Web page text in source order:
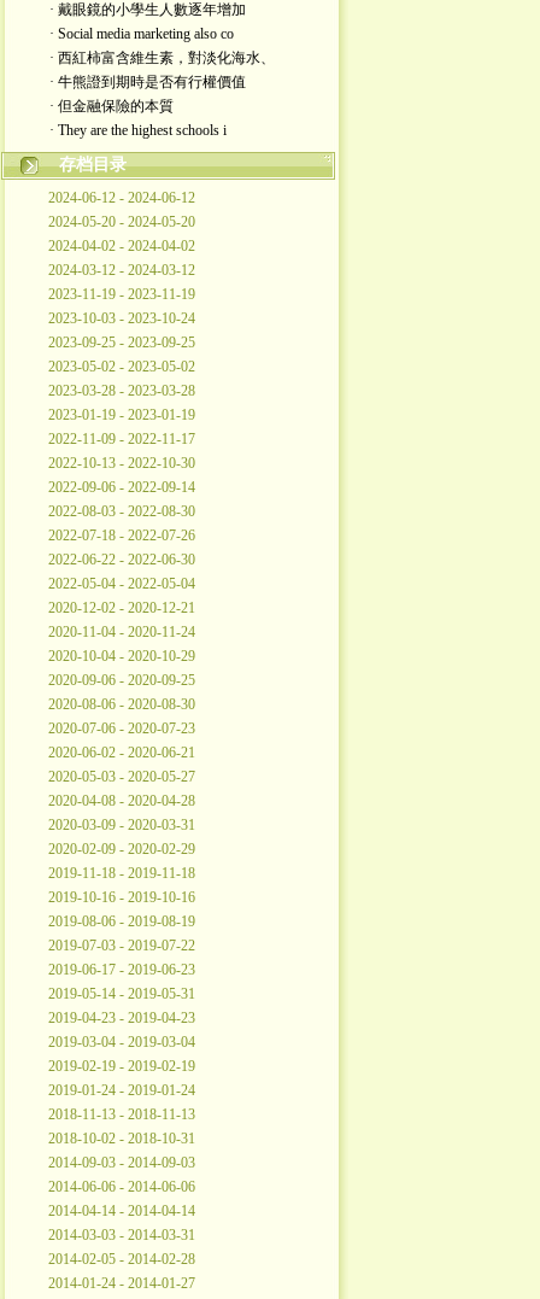
· 戴眼鏡的小學生人數逐年增加
· Social media marketing also co
· 西紅柿富含維生素，對淡化海水、
· 牛熊證到期時是否有行權價值
· 但金融保險的本質
· They are the highest schools i
存档目录
2024-06-12 - 2024-06-12
2024-05-20 - 2024-05-20
2024-04-02 - 2024-04-02
2024-03-12 - 2024-03-12
2023-11-19 - 2023-11-19
2023-10-03 - 2023-10-24
2023-09-25 - 2023-09-25
2023-05-02 - 2023-05-02
2023-03-28 - 2023-03-28
2023-01-19 - 2023-01-19
2022-11-09 - 2022-11-17
2022-10-13 - 2022-10-30
2022-09-06 - 2022-09-14
2022-08-03 - 2022-08-30
2022-07-18 - 2022-07-26
2022-06-22 - 2022-06-30
2022-05-04 - 2022-05-04
2020-12-02 - 2020-12-21
2020-11-04 - 2020-11-24
2020-10-04 - 2020-10-29
2020-09-06 - 2020-09-25
2020-08-06 - 2020-08-30
2020-07-06 - 2020-07-23
2020-06-02 - 2020-06-21
2020-05-03 - 2020-05-27
2020-04-08 - 2020-04-28
2020-03-09 - 2020-03-31
2020-02-09 - 2020-02-29
2019-11-18 - 2019-11-18
2019-10-16 - 2019-10-16
2019-08-06 - 2019-08-19
2019-07-03 - 2019-07-22
2019-06-17 - 2019-06-23
2019-05-14 - 2019-05-31
2019-04-23 - 2019-04-23
2019-03-04 - 2019-03-04
2019-02-19 - 2019-02-19
2019-01-24 - 2019-01-24
2018-11-13 - 2018-11-13
2018-10-02 - 2018-10-31
2014-09-03 - 2014-09-03
2014-06-06 - 2014-06-06
2014-04-14 - 2014-04-14
2014-03-03 - 2014-03-31
2014-02-05 - 2014-02-28
2014-01-24 - 2014-01-27